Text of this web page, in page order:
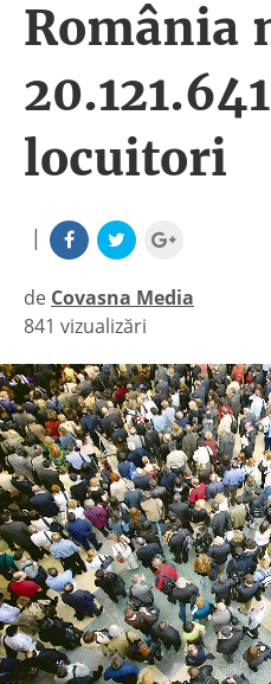
România
locuitori
|
de Covasna Media
|
841 vizualizări